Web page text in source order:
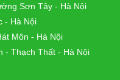
Sơn Tây - Hà Nội
- Hà Nội
Môn - Hà Nội
- Thạch Thất - Hà Nội